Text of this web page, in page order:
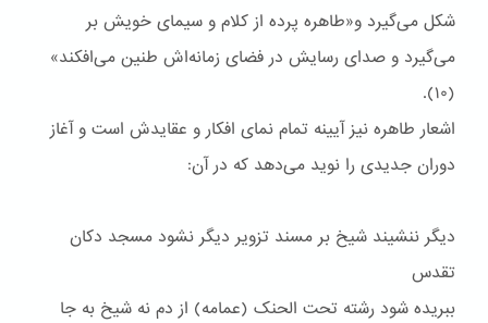
شکل می‌گیرد و«طاهره پرده از کلام و سیمای خویش بر
می‌گیرد و صدای رسایش در فضای زمانه‌اش طنین می‌افکند»
(۱۰).
اشعار طاهره نیز آیینه تمام نمای افکار و عقایدش است و آغاز
دوران جدیدی را نوید می‌دهد که در آن:
دیگر ننشیند شیخ بر مسند تزویر دیگر نشود مسجد دکان
تقدس
ببریده شود رشته تحت الحنک (عمامه) از دم نه شیخ به جا